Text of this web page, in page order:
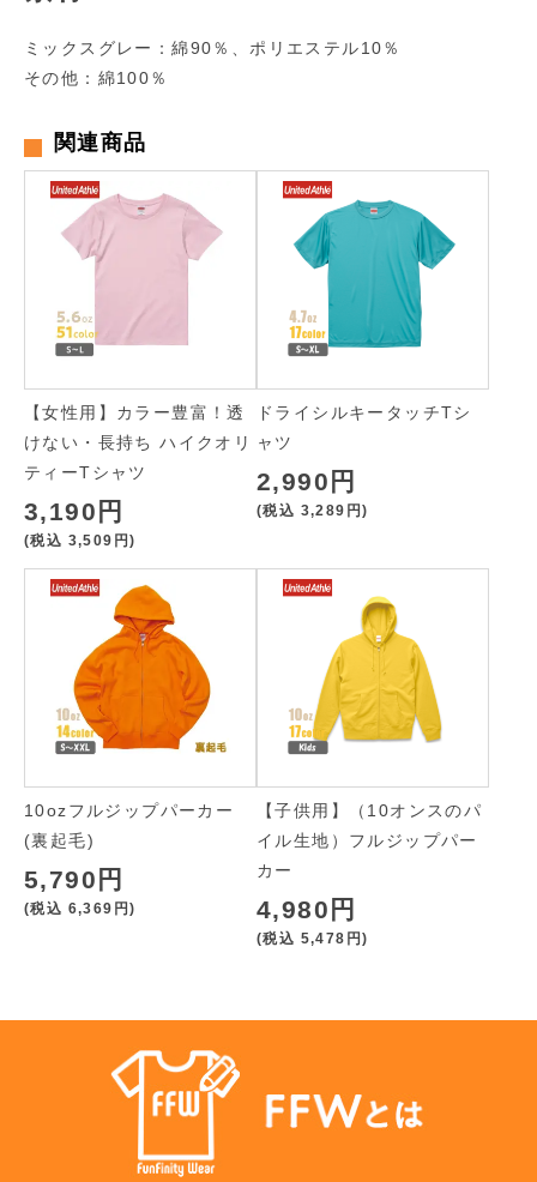
ミックスグレー：綿90％、ポリエステル10％
その他：綿100％
関連商品
【女性用】カラー豊富！透
けない・長持ち ハイクオリ
ティーTシャツ
3,190円
(税込 3,509円)
ドライシルキータッチTシ
ャツ
2,990円
(税込 3,289円)
10ozフルジップパーカー
(裏起毛)
5,790円
(税込 6,369円)
【子供用】（10オンスのパ
イル生地）フルジップパー
カー
4,980円
(税込 5,478円)